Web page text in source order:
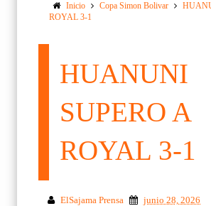
Inicio Copa Simon Bolivar
ROYAL 3-1
HUANUNI
SUPERO A
ROYAL 3-1
ElSajama Prensa junio 28, 2026